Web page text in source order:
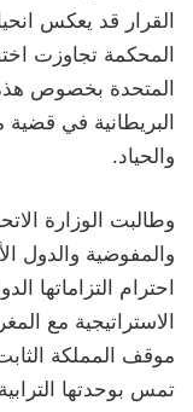
القرار قد يعكس
المحكمة تجاوزت
المتحدة بخصوص هذه
البريطانية في قضية
والحياد.
وطالبت الوزارة
والمفوضية والدول
احترام التزاماتها
الاستراتيجية مع
موقف المملكة
تمس بوحدتها